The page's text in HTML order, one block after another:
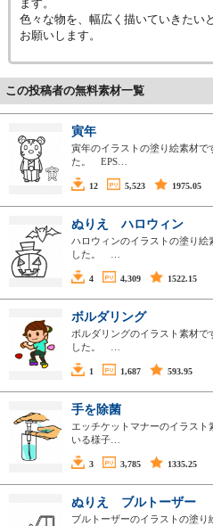
ます。
色々な物を、幅広く描いていきたい
お願いします。
この投稿者の無料素材一覧
寅年
寅年のイラストの塗り絵素材で
た。 EPS…
12 5,523 1975.05
ぬりえ ハロウィン
ハロウィンのイラストの塗り絵
した。 …
4 4,309 1522.15
ボルダリング
ボルダリングのイラスト素材で
した。 …
1 1,687 593.95
手を除菌
エッチケットマナーのイラス
いる様子…
3 3,785 1335.25
ぬりえ ブルトーザー
ブルトーザーのイラストの塗り